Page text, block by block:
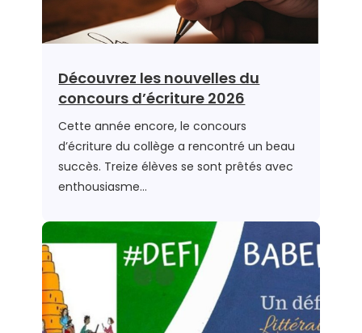
Découvrez les nouvelles du
concours d’écriture 2026
Cette année encore, le concours
d’écriture du collège a rencontré un beau
succès. Treize élèves se sont prêtés avec
enthousiasme…